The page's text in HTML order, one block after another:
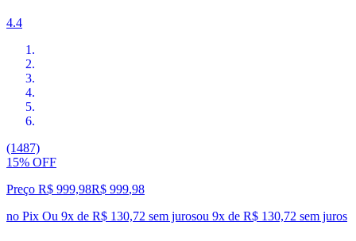
4.4
(1487)
15% OFF
Preço R$ 999,98R$ 999,98
no Pix Ou 9x de R$ 130,72 sem jurosou 9x de R$ 130,72 sem juros